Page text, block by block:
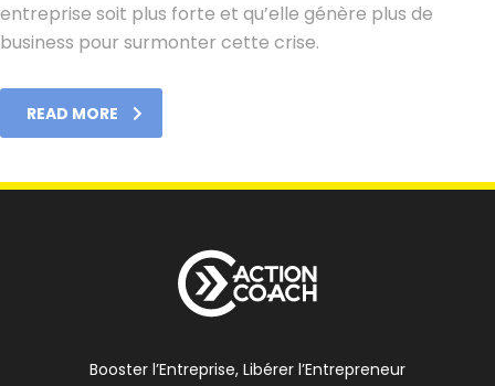
entreprise soit plus forte et qu’elle génère plus de
business pour surmonter cette crise.
READ MORE
Booster l’Entreprise, Libérer l’Entrepreneur